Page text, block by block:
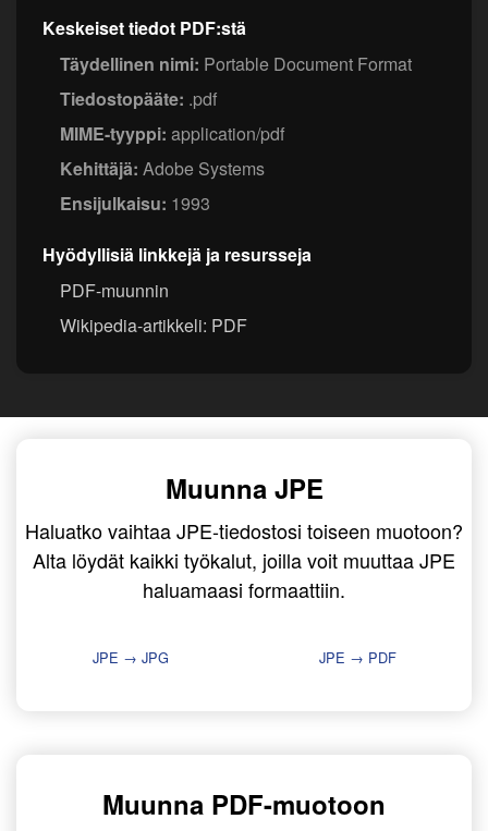
Keskeiset tiedot PDF:stä
Täydellinen nimi: Portable Document Format
Tiedostopääte: .pdf
MIME-tyyppi: application/pdf
Kehittäjä: Adobe Systems
Ensijulkaisu: 1993
Hyödyllisiä linkkejä ja resursseja
PDF-muunnin
Wikipedia-artikkeli: PDF
Muunna JPE
Haluatko vaihtaa JPE-tiedostosi toiseen muotoon?
Alta löydät kaikki työkalut, joilla voit muuttaa JPE
haluamaasi formaattiin.
JPE → JPG JPE → PDF
Muunna PDF-muotoon